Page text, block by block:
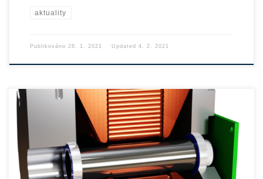
aktuality
Publikováno 28. 1. 2021 Updated 4. 2. 2021
Projekt: Studentská grantová soutěž (SGS), projekt „Vysokorychlostní
elektrické stroje pro […]